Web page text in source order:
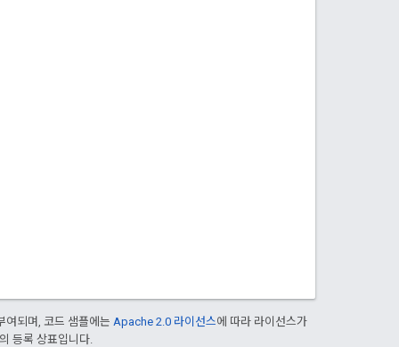
여되며, 코드 샘플에는 Apache 2.0 라이선스에 따라 라이선스가
등록 상표입니다.